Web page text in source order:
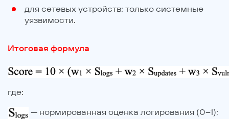
для сетевых устройств: только системные
уязвимости.
Итоговая формула
где:
— нормированная оценка логирования (0–1);